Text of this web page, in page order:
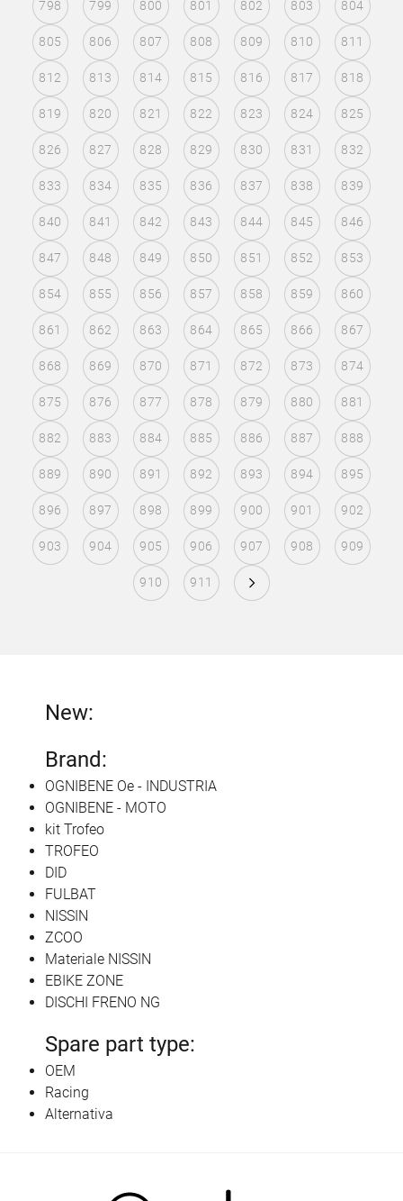
798 799 800 801 802 803 804
805 806 807 808 809 810 811
812 813 814 815 816 817 818
819 820 821 822 823 824 825
826 827 828 829 830 831 832
833 834 835 836 837 838 839
840 841 842 843 844 845 846
847 848 849 850 851 852 853
854 855 856 857 858 859 860
861 862 863 864 865 866 867
868 869 870 871 872 873 874
875 876 877 878 879 880 881
882 883 884 885 886 887 888
889 890 891 892 893 894 895
896 897 898 899 900 901 902
903 904 905 906 907 908 909
910 911
New:
Brand:
OGNIBENE Oe - INDUSTRIA
OGNIBENE - MOTO
kit Trofeo
TROFEO
DID
FULBAT
NISSIN
ZCOO
Materiale NISSIN
EBIKE ZONE
DISCHI FRENO NG
Spare part type:
OEM
Racing
Alternativa